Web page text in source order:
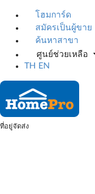
โฮมการ์ด
สมัครเป็นผู้ขาย
ค้นหาสาขา
ศูนย์ช่วยเหลือ
TH
EN
ที่อยู่จัดส่ง